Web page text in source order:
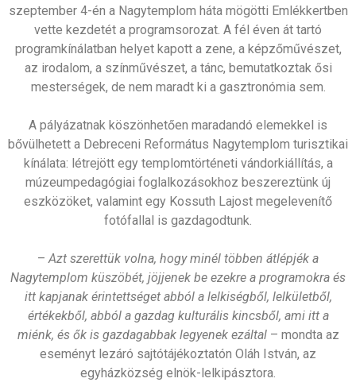
szeptember 4-én a Nagytemplom háta mögötti Emlékkertben
vette kezdetét a programsorozat. A fél éven át tartó
programkínálatban helyet kapott a zene, a képzőművészet,
az irodalom, a színművészet, a tánc, bemutatkoztak ősi
mesterségek, de nem maradt ki a gasztronómia sem.
A pályázatnak köszönhetően maradandó elemekkel is
bővülhetett a Debreceni Református Nagytemplom turisztikai
kínálata: létrejött egy templomtörténeti vándorkiállítás, a
múzeumpedagógiai foglalkozásokhoz beszereztünk új
eszközöket, valamint egy Kossuth Lajost megelevenítő
fotófallal is gazdagodtunk.
– Azt szerettük volna, hogy minél többen átlépjék a
Nagytemplom küszöbét, jöjjenek be ezekre a programokra és
itt kapjanak érintettséget abból a lelkiségből, lelkületből,
értékekből, abból a gazdag kulturális kincsből, ami itt a
miénk, és ők is gazdagabbak legyenek ezáltal– mondta az
eseményt lezáró sajtótájékoztatón Oláh István, az
egyházközség elnök-lelkipásztora.